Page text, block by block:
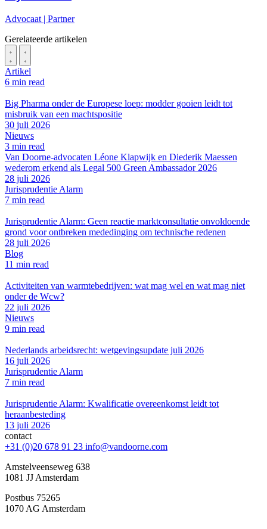
Advocaat | Partner
Gerelateerde artikelen
Artikel
6 min read
Big Pharma onder de Europese loep: modder gooien leidt tot
misbruik van een machtspositie
30 juli 2026
Nieuws
3 min read
Van Doorne-advocaten Léone Klapwijk en Diederik Maessen
wederom erkend als Legal 500 Green Ambassador 2026
28 juli 2026
Jurisprudentie Alarm
7 min read
Jurisprudentie Alarm: Geen reactie marktconsultatie onvoldoende
grond voor ontbreken mededinging om technische redenen
28 juli 2026
Blog
11 min read
Activiteiten van warmtebedrijven: wat mag wel en wat mag niet
onder de Wcw?
22 juli 2026
Nieuws
9 min read
Nederlands arbeidsrecht: wetgevingsupdate juli 2026
16 juli 2026
Jurisprudentie Alarm
7 min read
Jurisprudentie Alarm: Kwalificatie overeenkomst leidt tot
heraanbesteding
13 juli 2026
contact
+31 (0)20 678 91 23 info@vandoorne.com
Amstelveenseweg 638
1081 JJ Amsterdam
Postbus 75265
1070 AG Amsterdam